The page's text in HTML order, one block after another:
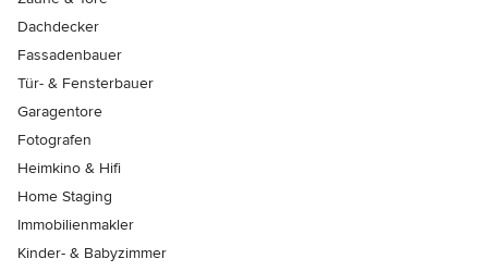
Dachdecker
Fassadenbauer
Tür- & Fensterbauer
Garagentore
Fotografen
Heimkino & Hifi
Home Staging
Immobilienmakler
Kinder- & Babyzimmer